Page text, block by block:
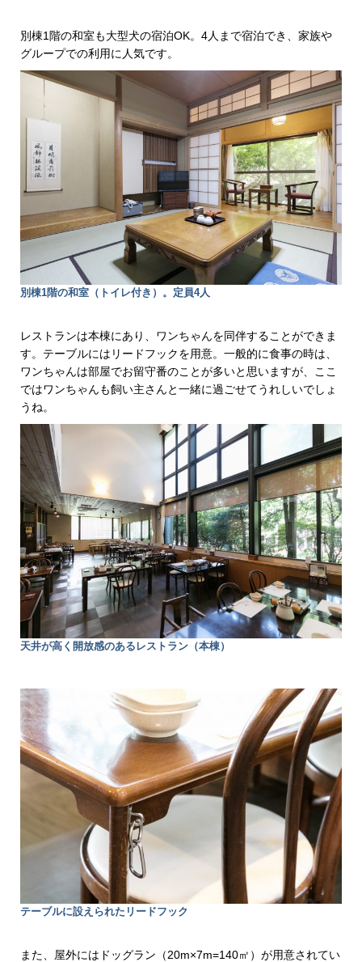
別棟1階の和室も大型犬の宿泊OK。4人まで宿泊でき、家族や
グループでの利用に人気です。
別棟1階の和室（トイレ付き）。定員4人
レストランは本棟にあり、ワンちゃんを同伴することができま
す。テーブルにはリードフックを用意。一般的に食事の時は、
ワンちゃんは部屋でお留守番のことが多いと思いますが、ここ
ではワンちゃんも飼い主さんと一緒に過ごせてうれしいでしょ
うね。
天井が高く開放感のあるレストラン（本棟）
テーブルに設えられたリードフック
また、屋外にはドッグラン（20m×7m=140㎡）が用意されてい